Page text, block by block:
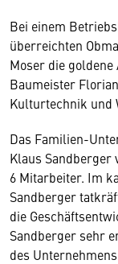
Bei einem
überreichten
Moser die
Baumeister
Kulturtechnik und
Das Familien-
Klaus Sandberger
6 Mitarbeiter. Im
Sandberger
die
Sandberger sehr
des